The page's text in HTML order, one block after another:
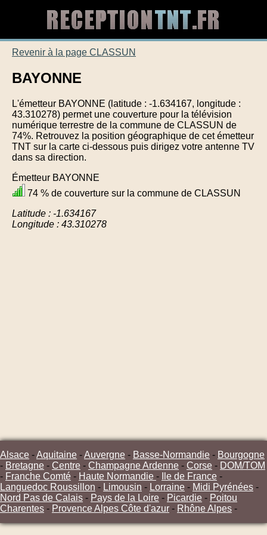
Revenir à la page CLASSUN
BAYONNE
L'émetteur BAYONNE (latitude : -1.634167, longitude :
43.310278) permet une couverture pour la télévision
numérique terrestre de la commune de CLASSUN de
74%. Retrouvez la position géographique de cet émetteur
TNT sur la carte ci-dessous puis dirigez votre antenne TV
dans sa direction.
Émetteur BAYONNE
74 % de couverture sur la commune de CLASSUN
Latitude : -1.634167
Longitude : 43.310278
Alsace -Aquitaine -Auvergne - Basse-Normandie - Bourgogne
- Bretagne - Centre - Champagne Ardenne - Corse - DOM/TOM
- Franche Comté - Haute Normandie - Ile de France -
Languedoc Roussillon - Limousin - Lorraine - Midi Pyrénées -
Nord Pas de Calais - Pays de la Loire - Picardie - Poitou
Charentes - Provence Alpes Côte d'azur - Rhône Alpes -